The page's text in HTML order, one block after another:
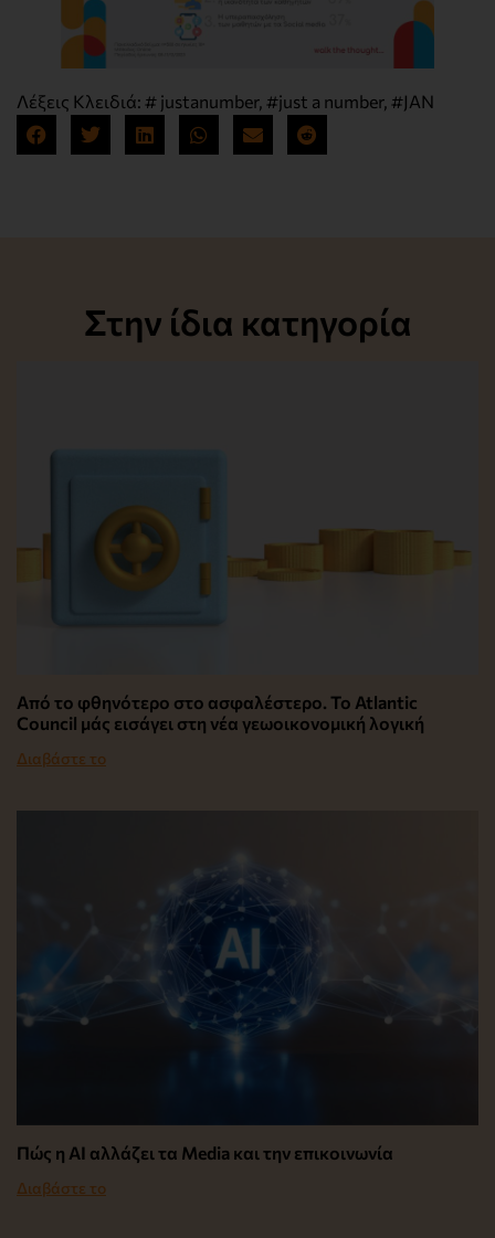
Λέξεις Κλειδιά: # justanumber, #just a number, #JAN
Στην ίδια κατηγορία
Από το φθηνότερο στο ασφαλέστερο. Το Atlantic
Council μάς εισάγει στη νέα γεωοικονομική λογική
Διαβάστε το
Πώς η AI αλλάζει τα Media και την επικοινωνία
Διαβάστε το